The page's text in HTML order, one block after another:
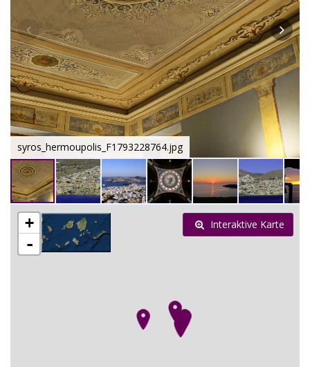
ES
RU
CN
syros_hermoupolis_F1793228764.jpg
+
-
Interaktive Karte